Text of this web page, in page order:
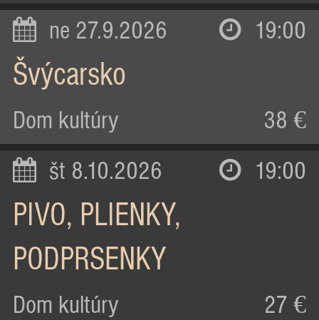
ne 27.9.2026 19:00
Švýcarsko
Dom kultúry 38 €
št 8.10.2026 19:00
PIVO, PLIENKY,
PODPRSENKY
Dom kultúry 27 €